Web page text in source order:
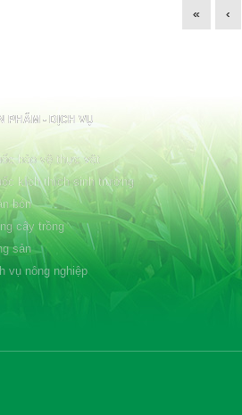
« ‹
PHẨM - DỊCH VỤ
bảo vệ thực vật
kích thích sinh trưởng
bón
cây trồng
sản
vụ nông nghiệp